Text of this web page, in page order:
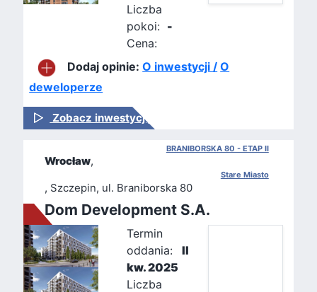
Liczba
pokoi: -
Cena:
Dodaj opinie:O inwestycji / O
deweloperze
Zobacz inwestycję
BRANIBORSKA 80 - ETAP II
Wrocław,
Stare Miasto
, Szczepin, ul. Braniborska 80
Dom Development S.A.
Termin
oddania:
II
kw. 2025
Liczba